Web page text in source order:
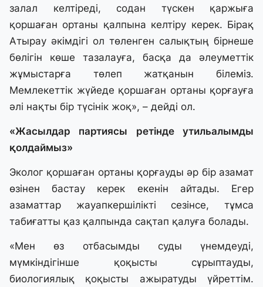
залал келтіреді, содан түскен қаржыға
қоршаған ортаны қалпына келтіру керек. Бірақ
Атырау әкімдігі ол төленген салықтың бірнеше
бөлігін көше тазалауға, басқа да әлеуметтік
жұмыстарға төлеп жатқанын білеміз.
Мемлекеттік жүйеде қоршаған ортаны қорғауға
әлі нақты бір түсінік жоқ», – дейді ол.
«Жасылдар партиясы ретінде утильалымды
қолдаймыз»
Эколог қоршаған ортаны қорғауды әр бір азамат
өзінен бастау керек екенін айтады. Егер
азаматтар жауапкершілікті сезінсе, тұмса
табиғатты қаз қалпында сақтап қалуға болады.
«Мен өз отбасымды суды үнемдеуді,
мүмкіндігінше қоқысты сұрыптауды,
биологиялық қоқысты ажыратуды үйреттім.